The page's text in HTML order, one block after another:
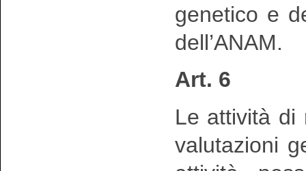
genetico e
dell’ANAM.
Art. 6
Le attività di
valutazioni